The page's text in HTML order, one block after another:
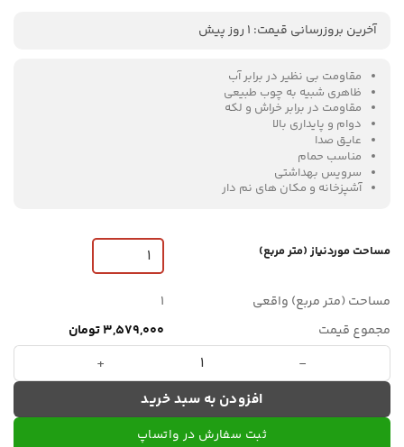
آخرین بروزرسانی قیمت: 1 روز پیش
مقاومت بی نظیر در برابر آب
ظاهری شبیه به چوب طبیعی
مقاومت در برابر خراش و لکه
دوام و پایداری بالا
عایق صدا
مناسب حمام
سرویس بهداشتی
آشپزخانه و مکان های نم دار
مساحت موردنیاز (متر مربع)
مساحت (متر مربع) واقعی
1
مجموع قیمت
3,579,000 تومان
کفپوش SPC برند AQUA GREEN طرح جناغی کد AH2472 عدد
افزودن به سبد خرید
ثبت سفارش در واتساپ